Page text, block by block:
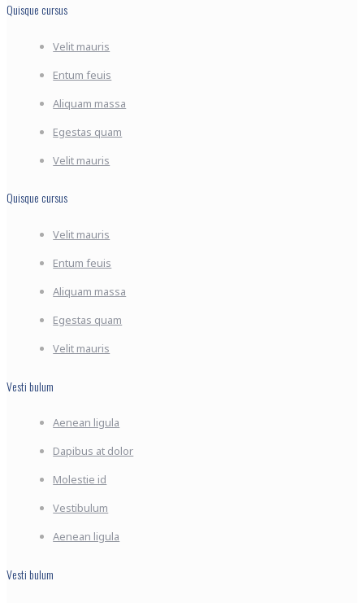
Quisque cursus
Velit mauris
Entum feuis
Aliquam massa
Egestas quam
Velit mauris
Quisque cursus
Velit mauris
Entum feuis
Aliquam massa
Egestas quam
Velit mauris
Vesti bulum
Aenean ligula
Dapibus at dolor
Molestie id
Vestibulum
Aenean ligula
Vesti bulum